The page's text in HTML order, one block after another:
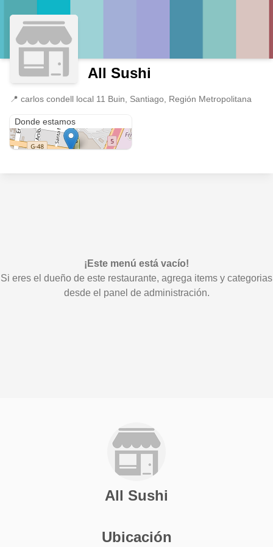
All Sushi
📍 carlos condell local 11 Buin, Santiago, Región Metropolitana
Donde estamos
¡Este menú está vacío!
Si eres el dueño de este restaurante, agrega items y categorias
desde el panel de administración.
All Sushi
Ubicación